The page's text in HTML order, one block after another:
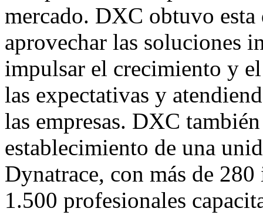
mercado. DXC obtuvo
aprovechar las soluciones
impulsar el crecimiento y
las expectativas y
las empresas. DXC
establecimiento de una
Dynatrace, con más de
1.500 profesionales